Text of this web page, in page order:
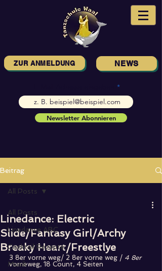
ZUR ANMELDUNG NEWS
Newsletter Abonnieren
Beitrag
All Posts
Linedance ABC
Cocktail Rezepte
Musik
All Posts
Linedance: Electric
Slide/Fantasy Girl/Archy
Breaky Heart/Freestlye
3 8er vorne weg/ 2 8er vorne weg / 4 8er
vorneweg, 18 Count, 4 Seiten